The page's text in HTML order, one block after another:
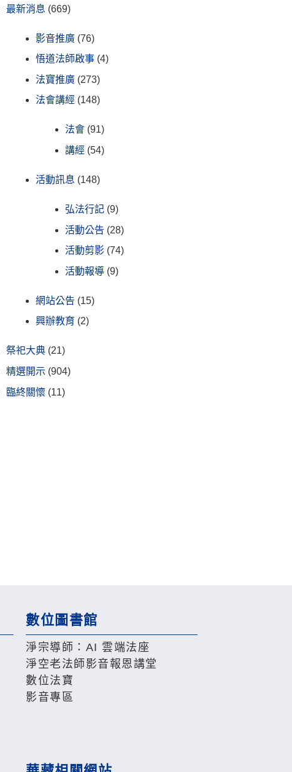
最新消息 (669)
影音推廣 (76)
悟道法師啟事 (4)
法寶推廣 (273)
法會講經 (148)
法會 (91)
講經 (54)
活動訊息 (148)
弘法行記 (9)
活動公告 (28)
活動剪影 (74)
活動報導 (9)
網站公告 (15)
興辦教育 (2)
祭祀大典 (21)
精選開示 (904)
臨終關懷 (11)
數位圖書館
淨宗導師：AI 雲端法座
淨空老法師影音報恩講堂
數位法寶
影音專區